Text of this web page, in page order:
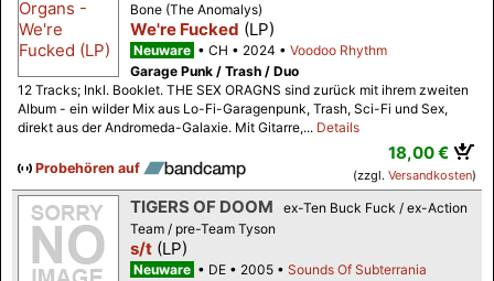
Bone (The Anomalys)
We're Fucked (LP)
Neuware CH 2024
Voodoo Rhythm
Garage Punk / Trash / Duo
12 Tracks; Inkl. Booklet. THE SEX ORAGNS sind zurück mit ihrem zweiten
Album - ein wilder Mix aus Lo-Fi-Garagenpunk, Trash, Sci-Fi und Sex,
direkt aus der Andromeda-Galaxie. Mit Gitarre,... Details
Probehören auf
18,00 €
(zzgl. Versandkosten)
TIGERS OF DOOM
ex-Ten Buck Fuck / ex-Action
Team / pre-Team Tyson
s/t (LP)
Neuware DE 2005
Sounds Of Subterrania